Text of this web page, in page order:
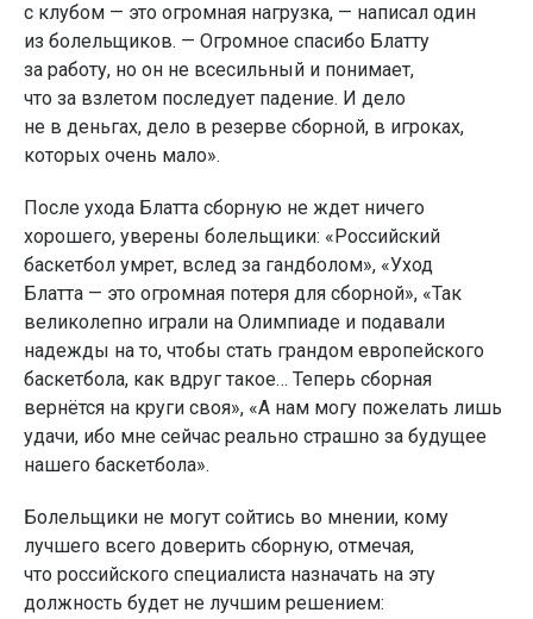
с клубом — это огромная нагрузка, — написал один
из болельщиков. — Огромное спасибо Блатту
за работу, но он не всесильный и понимает,
что за взлетом последует падение. И дело
не в деньгах, дело в резерве сборной, в игроках,
которых очень мало».
После ухода Блатта сборную не ждет ничего
хорошего, уверены болельщики: «Российский
баскетбол умрет, вслед за гандболом», «Уход
Блатта — это огромная потеря для сборной», «Так
великолепно играли на Олимпиаде и подавали
надежды на то, чтобы стать грандом европейского
баскетбола, как вдруг такое… Теперь сборная
вернётся на круги своя», «А нам могу пожелать лишь
удачи, ибо мне сейчас реально страшно за будущее
нашего баскетбола».
Болельщики не могут сойтись во мнении, кому
лучшего всего доверить сборную, отмечая,
что российского специалиста назначать на эту
должность будет не лучшим решением: